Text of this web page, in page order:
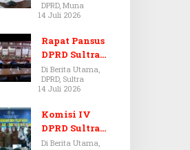
Dugaan Jual
Beli Tanah
Bermasalah di
Muna
DPRD, Muna
14 Juli 2026
Rapat Pansus
DPRD Sultra
Diskors Dua
Kali Akibat
Ketidakhadira
n Pj Sekda
Di Berita Utama,
DPRD, Sultra
14 Juli 2026
Komisi IV
DPRD Sultra
Kawal Hak
Di Berita Utama,